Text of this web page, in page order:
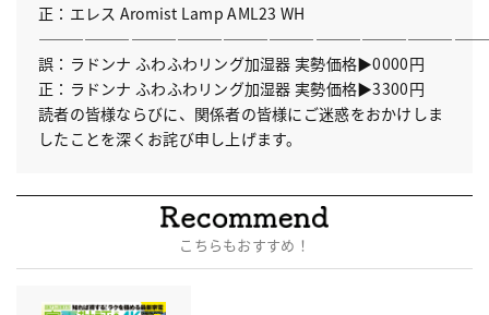
正：エレス Aromist Lamp AML23 WH
誤：ラドンナ ふわふわリング加湿器 実勢価格▶︎0000円
正：ラドンナ ふわふわリング加湿器 実勢価格▶︎3300円
読者の皆様ならびに、関係者の皆様にご迷惑をおかけしま
したことを深くお詫び申し上げます。
こちらもおすすめ！